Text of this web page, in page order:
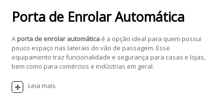
Porta de Enrolar Automática
A porta de enrolar automáticaé a opção ideal para quem possui
pouco espaço nas laterais do vão de passagem. Esse
equipamento traz funcionalidade e segurança para casas e lojas,
bem como para comércios e indústrias em geral.
Leia mais